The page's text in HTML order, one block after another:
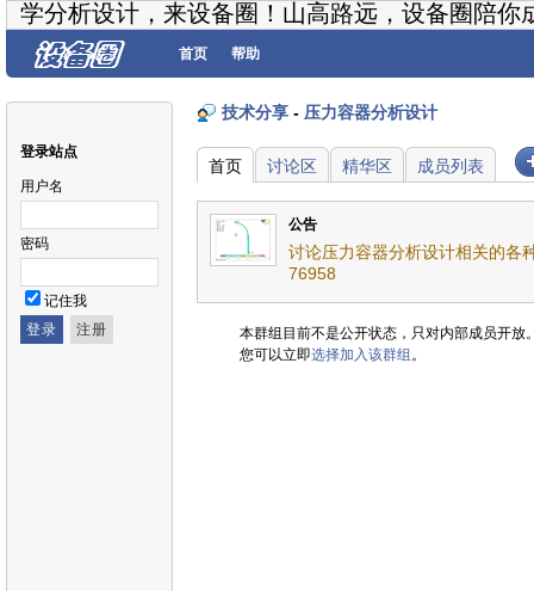
学分析设计，来设备圈！山高路远，设备圈陪你
首页 帮助
登录站点
用户名
密码
记住我
技术分享 - 压力容器分析设计
首页 讨论区 精华区 成员列表
公告
讨论压力容器分析设计相关的各
76958
本群组目前不是公开状态，只对内部成员开放
您可以立即选择加入该群组 。